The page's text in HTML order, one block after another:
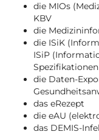
d ie MIOs
KBV
d ie
d ie ISiK
ISiP
d ie Daten-
d as eRezept
d ie eAU
d as DEMIS-